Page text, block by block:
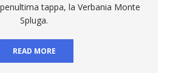
tappa, la Verbania Monte
Spluga.
READ MORE